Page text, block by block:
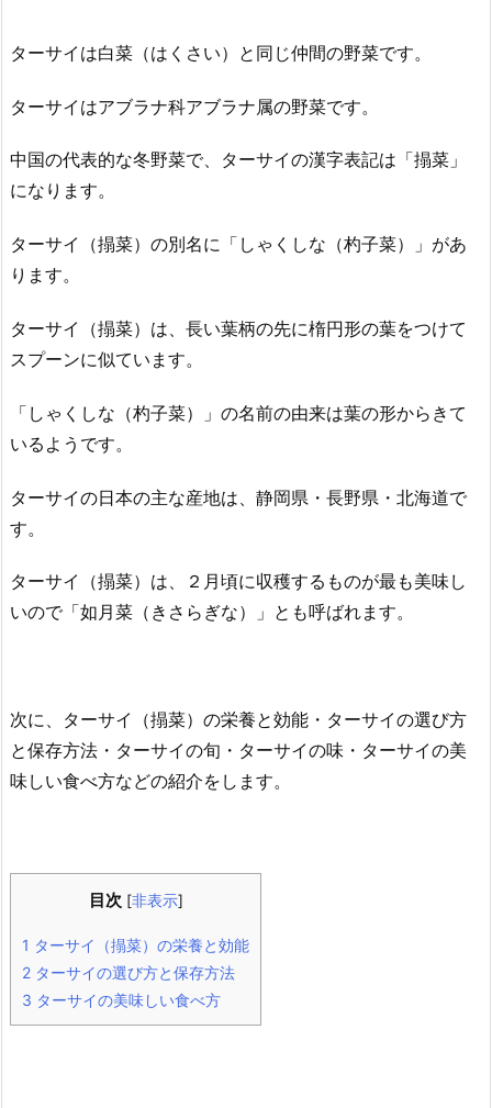
ターサイは白菜（はくさい）と同じ仲間の野菜です。
ターサイはアブラナ科アブラナ属の野菜です。
中国の代表的な冬野菜で、ターサイの漢字表記は「搨菜」
になります。
ターサイ（搨菜）の別名に「しゃくしな（杓子菜）」があ
ります。
ターサイ（搨菜）は、長い葉柄の先に楕円形の葉をつけて
スプーンに似ています。
「しゃくしな（杓子菜）」の名前の由来は葉の形からきて
いるようです。
ターサイの日本の主な産地は、静岡県・長野県・北海道で
す。
ターサイ（搨菜）は、２月頃に収穫するものが最も美味し
いので「如月菜（きさらぎな）」とも呼ばれます。
次に、ターサイ（搨菜）の栄養と効能・ターサイの選び方
と保存方法・ターサイの旬・ターサイの味・ターサイの美
味しい食べ方などの紹介をします。
目次 [非表示]
1 ターサイ（搨菜）の栄養と効能
2 ターサイの選び方と保存方法
3 ターサイの美味しい食べ方